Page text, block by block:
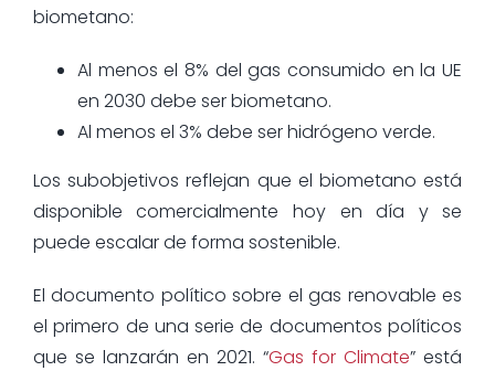
biometano:
Al menos el 8% del gas consumido en la UE
en 2030 debe ser biometano.
Al menos el 3% debe ser hidrógeno verde.
Los subobjetivos reflejan que el biometano está
disponible comercialmente hoy en día y se
puede escalar de forma sostenible.
El documento político sobre el gas renovable es
el primero de una serie de documentos políticos
que se lanzarán en 2021. “Gas for Climate” está